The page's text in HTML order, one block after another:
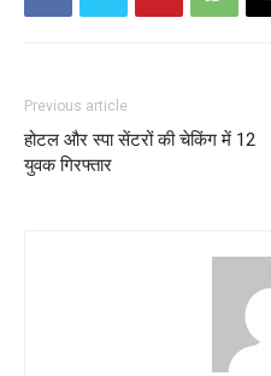
Previous article
होटल और स्पा सेंटरों की चेकिंग में 12
युवक गिरफ्तार